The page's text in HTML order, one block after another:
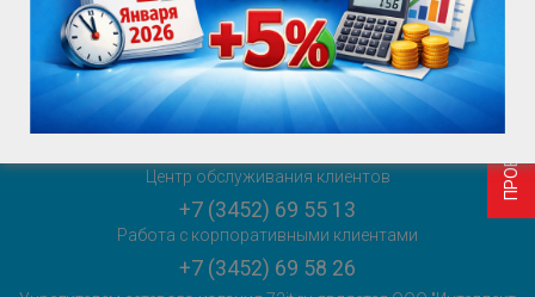
Главный редактор сетевого издания:
Горяева Е.Ю.
+7 (3452) 69 55 27
sales@72it.ru
Центр обслуживания клиентов
+7 (3452) 69 55 13
Работа с корпоративными клиентами
+7 (3452) 69 58 26